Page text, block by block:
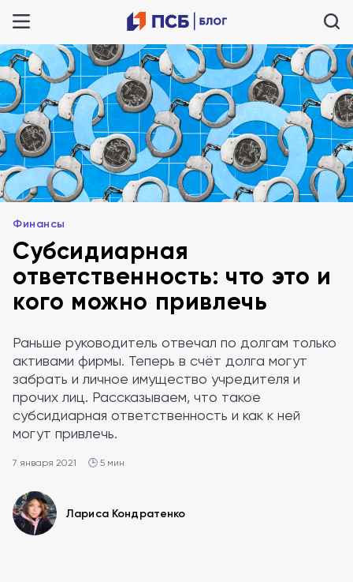
Финансы
Субсидиарная
ответственность: что это и
кого можно привлечь
Раньше руководитель отвечал по долгам только
активами фирмы. Теперь в счёт долга могут
забрать и личное имущество учредителя и
прочих лиц. Рассказываем, что такое
субсидиарная ответственность и как к ней
могут привлечь.
7 января 2021 🕒 5 мин
Лариса Кондратенко